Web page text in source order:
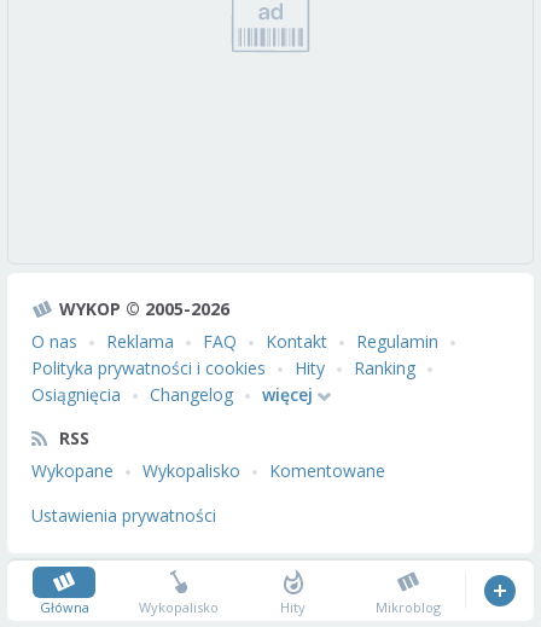
WYKOP © 2005-2026
O nas
Reklama FAQ Kontakt
Regulamin
Polityka prywatności i cookies
Hity
Ranking
Osiągnięcia
Changelog
więcej
RSS
Wykopane
Wykopalisko
Komentowane
Ustawienia prywatności
Główna Wykopalisko Hity Mikroblog